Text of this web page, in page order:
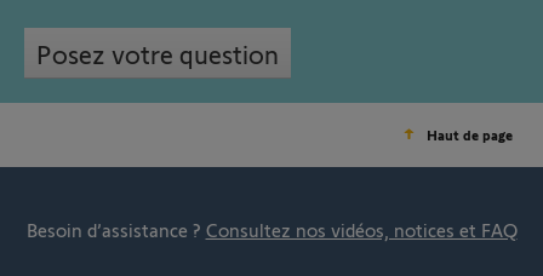
Posez votre question
Haut de page
Besoin d’assistance ? Consultez nos vidéos, notices et FAQ